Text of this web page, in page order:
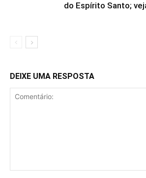
do Espírito Santo;
DEIXE UMA RESPOSTA